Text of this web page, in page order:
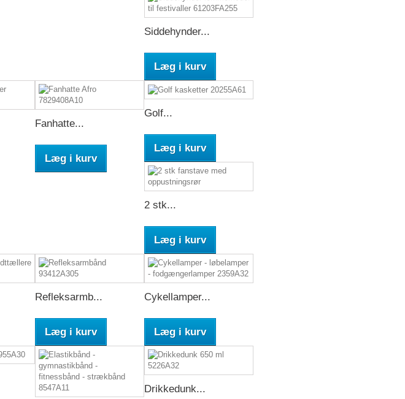
Siddehynder...
Læg i kurv
Fanhatte...
Læg i kurv
Golf...
Læg i kurv
2 stk...
Læg i kurv
Refleksarmb...
Læg i kurv
Cykellamper...
Læg i kurv
Drikkedunk...